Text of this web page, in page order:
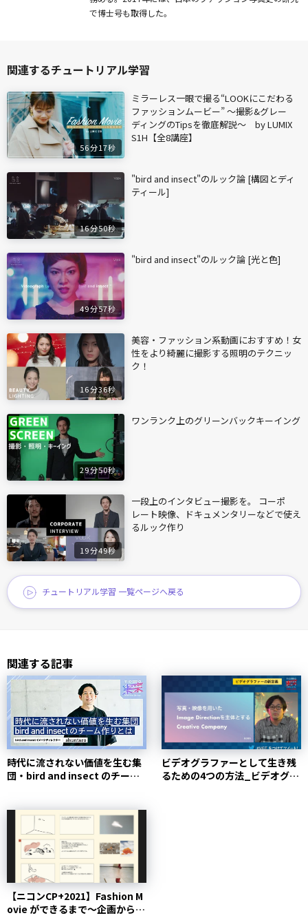
で博士号も取得した。
関連するチュートリアル学習
56分17秒
ミラーレス一眼で撮る“LOOKにこだわる
ファッションムービー” ～撮影&グレー
ディングのTipsを徹底解説～ by LUMIX
S1H【全8講座】
16分50秒
"bird and insect"のルック論 [構図とディ
ティール]
49分57秒
"bird and insect"のルック論 [光と色]
16分36秒
美容・ファッション系動画におすすめ！女
性をより綺麗に撮影する照明のテクニッ
ク！
29分50秒
ワンランク上のグリーンバックキーイング
19分49秒
一段上のインタビュー撮影を。 コーポ
レート映像、ドキュメンタリーなどで使え
るルック作り
チュートリアル学習 一覧ページへ戻る
関連する記事
時代に流されない価値を生む集
団・bird and insect のチーム
ビデオグラファーとして生き残
るための4つの方法_ビデオグラ
【ニコンCP+2021】Fashion M
ovie ができるまで〜企画から編